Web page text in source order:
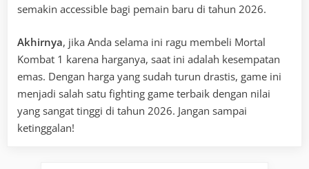
semakin accessible bagi pemain baru di tahun 2026.
Akhirnya, jika Anda selama ini ragu membeli Mortal
Kombat 1 karena harganya, saat ini adalah kesempatan
emas. Dengan harga yang sudah turun drastis, game ini
menjadi salah satu fighting game terbaik dengan nilai
yang sangat tinggi di tahun 2026. Jangan sampai
ketinggalan!